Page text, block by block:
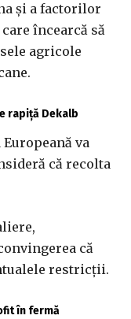
și a factorilor
încearcă să
agricole
rapiță Dekalb
va
că recolta
că
restricții.
în fermă